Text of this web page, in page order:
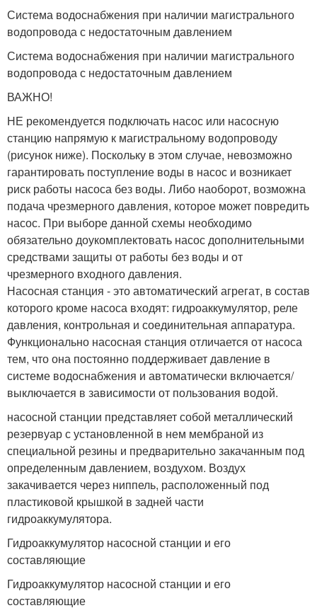
Система водоснабжения при наличии магистрального
водопровода с недостаточным давлением
Система водоснабжения при наличии магистрального
водопровода с недостаточным давлением
ВАЖНО!
НЕ рекомендуется подключать насос или насосную
станцию напрямую к магистральному водопроводу
(рисунок ниже). Поскольку в этом случае, невозможно
гарантировать поступление воды в насос и возникает
риск работы насоса без воды. Либо наоборот, возможна
подача чрезмерного давления, которое может повредить
насос. При выборе данной схемы необходимо
обязательно доукомплектовать насос дополнительными
средствами защиты от работы без воды и от
чрезмерного входного давления.
Насосная станция - это автоматический агрегат, в состав
которого кроме насоса входят: гидроаккумулятор, реле
давления, контрольная и соединительная аппаратура.
Функционально насосная станция отличается от насоса
тем, что она постоянно поддерживает давление в
системе водоснабжения и автоматически включается/
выключается в зависимости от пользования водой.
насосной станции представляет собой металлический
резервуар с установленной в нем мембраной из
специальной резины и предварительно закачанным под
определенным давлением, воздухом. Воздух
закачивается через ниппель, расположенный под
пластиковой крышкой в задней части
гидроаккумулятора.
Гидроаккумулятор насосной станции и его
составляющие
Гидроаккумулятор насосной станции и его
составляющие